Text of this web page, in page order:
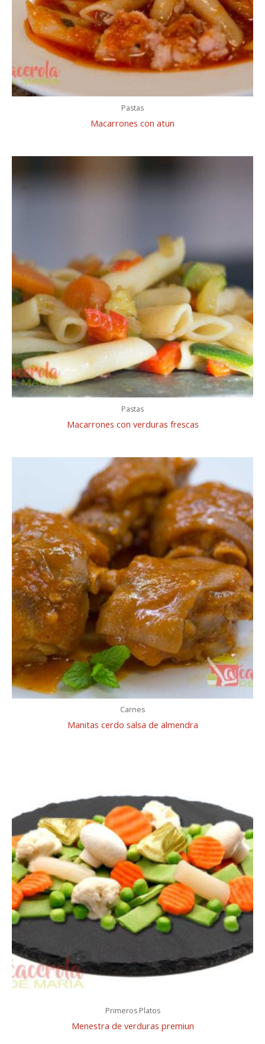
Pastas
Macarrones con atun
Pastas
Macarrones con verduras frescas
Carnes
Manitas cerdo salsa de almendra
Primeros Platos
Menestra de verduras premiun